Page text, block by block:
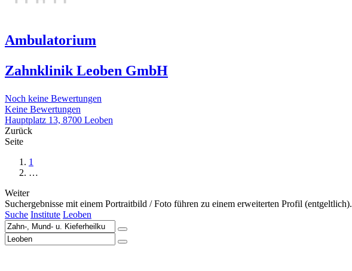
Ambulatorium
Zahnklinik Leoben GmbH
Noch keine Bewertungen
Keine Bewertungen
Hauptplatz 13, 8700 Leoben
Zurück
Seite
1
…
Weiter
Suchergebnisse mit einem Portraitbild / Foto führen zu einem erweiterten Profil (entgeltlich).
Suche Institute Leoben